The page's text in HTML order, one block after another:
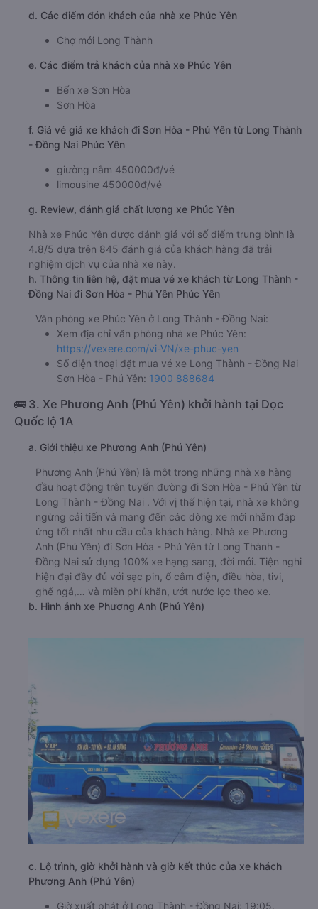
d. Các điểm đón khách của nhà xe Phúc Yên
Chợ mới Long Thành
e. Các điểm trả khách của nhà xe Phúc Yên
Bến xe Sơn Hòa
Sơn Hòa
f. Giá vé giá xe khách đi Sơn Hòa - Phú Yên từ Long Thành
- Đồng Nai Phúc Yên
giường nằm 450000đ/vé
limousine 450000đ/vé
g. Review, đánh giá chất lượng xe Phúc Yên
Nhà xe Phúc Yên được đánh giá với số điểm trung bình là
4.8/5 dựa trên 845 đánh giá của khách hàng đã trải
nghiệm dịch vụ của nhà xe này.
h. Thông tin liên hệ, đặt mua vé xe khách từ Long Thành -
Đồng Nai đi Sơn Hòa - Phú Yên Phúc Yên
Văn phòng xe Phúc Yên ở Long Thành - Đồng Nai:
Xem địa chỉ văn phòng nhà xe Phúc Yên:
https://vexere.com/vi-VN/xe-phuc-yen
Số điện thoại đặt mua vé xe Long Thành - Đồng Nai
Sơn Hòa - Phú Yên: 1900 888684
🚌 3. Xe Phương Anh (Phú Yên) khởi hành tại Dọc
Quốc lộ 1A
a. Giới thiệu xe Phương Anh (Phú Yên)
Phương Anh (Phú Yên) là một trong những nhà xe hàng
đầu hoạt động trên tuyến đường đi Sơn Hòa - Phú Yên từ
Long Thành - Đồng Nai . Với vị thế hiện tại, nhà xe không
ngừng cải tiến và mang đến các dòng xe mới nhằm đáp
ứng tốt nhất nhu cầu của khách hàng. Nhà xe Phương
Anh (Phú Yên) đi Sơn Hòa - Phú Yên từ Long Thành -
Đồng Nai sử dụng 100% xe hạng sang, đời mới. Tiện nghi
hiện đại đầy đủ với sạc pin, ổ cắm điện, điều hòa, tivi,
ghế ngả,… và miễn phí khăn, ướt nước lọc theo xe.
b. Hình ảnh xe Phương Anh (Phú Yên)
c. Lộ trình, giờ khởi hành và giờ kết thúc của xe khách
Phương Anh (Phú Yên)
Giờ xuất phát ở Long Thành - Đồng Nai: 19:05,